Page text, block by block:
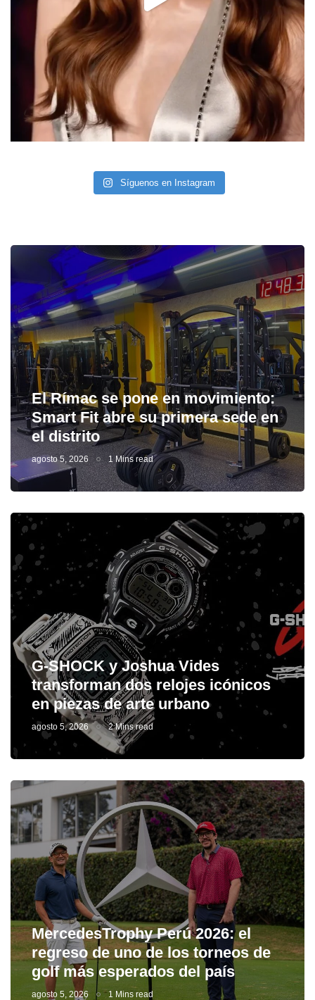
Síguenos en Instagram
El Rímac se pone en movimiento:
Smart Fit abre su primera sede en
el distrito
agosto 5, 2026 1 Mins read
G-SHOCK y Joshua Vides
transforman dos relojes icónicos
en piezas de arte urbano
agosto 5, 2026 2 Mins read
MercedesTrophy Perú 2026: el
regreso de uno de los torneos de
golf más esperados del país
agosto 5, 2026 1 Mins read